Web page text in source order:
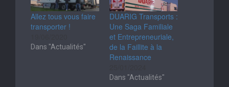
Allez tous vous faire
transporter !
Dans "Actualités"
DUARIG Transports :
Une Saga Familiale
et Entrepreneuriale,
de la Faillite à la
Renaissance
Dans "Actualités"